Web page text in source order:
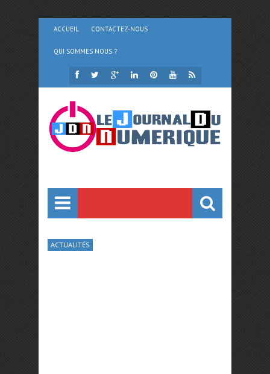
ACCUEIL CONTACTEZ-NOUS
QUI SOMMES NOUS ?
ACTUALITÉS